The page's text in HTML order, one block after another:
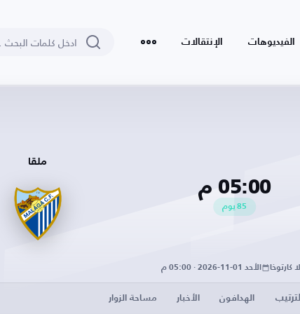
الفيديوهات الإنتقالات
05:00 م
85 يوم
ملقا
لا كارتوخا الأحد 01-11-2026 · 05:00 م
الترتيب الهدافون الأخبار مساحة الزوار